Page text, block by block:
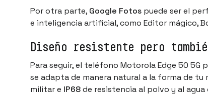
Por otra parte, Google Fotos puede ser el
e inteligencia artificial, como Editor mágico,
Diseño resistente pero
Para seguir, el teléfono Motorola Edge 50 5G
se adapta de manera natural a la forma de
militar e IP68de resistencia al polvo y al agua